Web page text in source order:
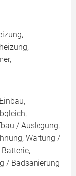
/ Auslegung,
Wartung /
/ Badsanierung